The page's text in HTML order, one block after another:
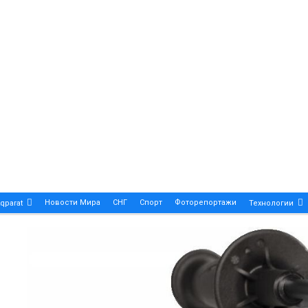
Новости Мира СНГ Спорт Фоторепортажи Технологии
Patek Philippe Calatrava DATE – A True Symbol Of